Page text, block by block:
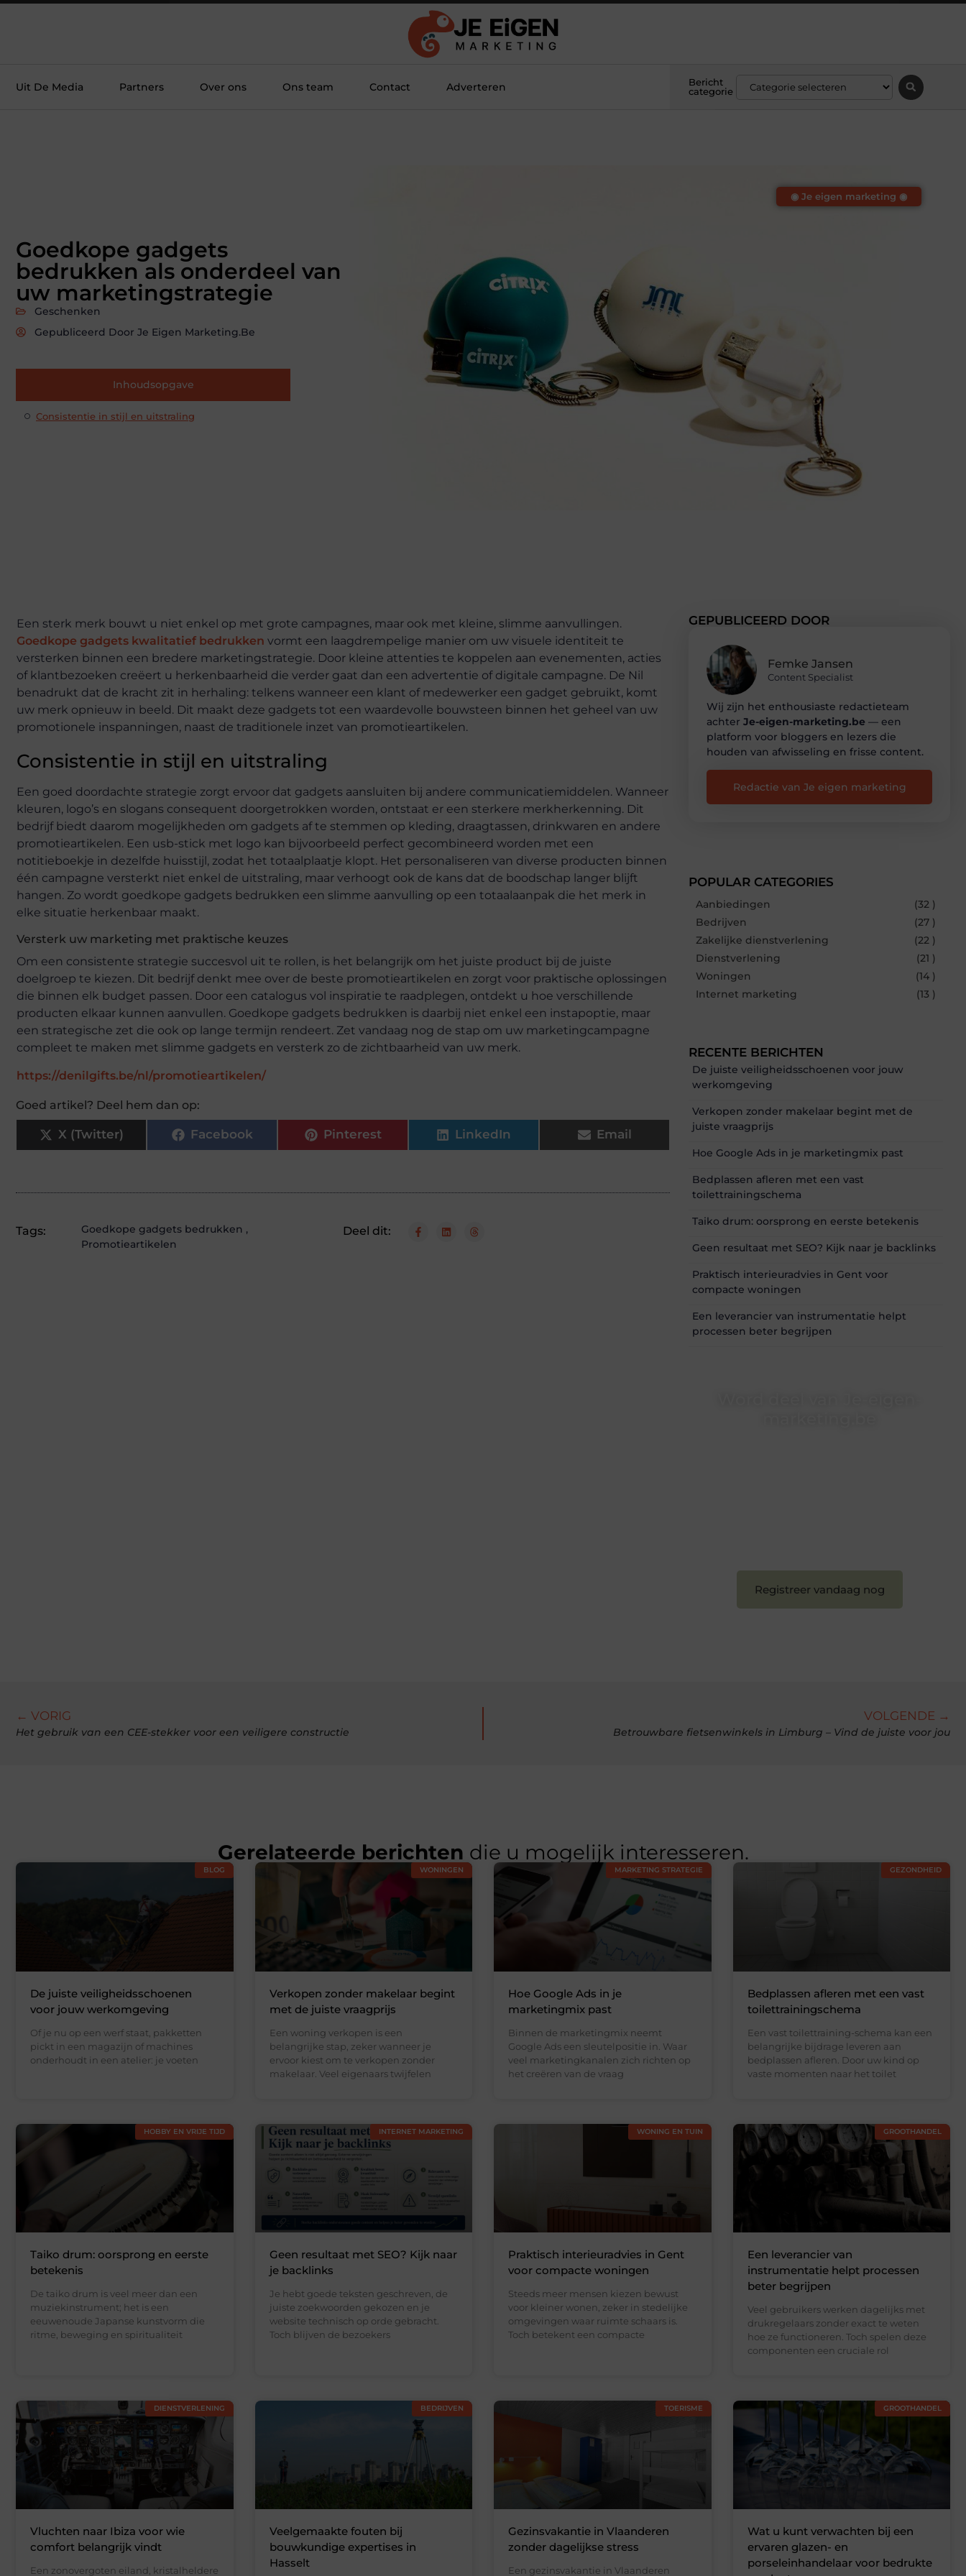
Uit De Media Partners Over ons Ons team Contact Adverteren
Bericht
categorie
Goedkope gadgets
bedrukken als onderdeel van
uw marketingstrategie
Geschenken
Gepubliceerd Door Je Eigen Marketing.be
Inhoudsopgave
Consistentie in stijl en uitstraling
◉ Je eigen marketing ◉
Een sterk merk bouwt u niet enkel op met grote campagnes, maar ook met kleine, slimme aanvullingen.
Goedkope gadgets kwalitatief bedrukken vormt een laagdrempelige manier om uw visuele identiteit te
versterken binnen een bredere marketingstrategie. Door kleine attenties te koppelen aan evenementen, acties
of klantbezoeken creëert u herkenbaarheid die verder gaat dan een advertentie of digitale campagne. De Nil
benadrukt dat de kracht zit in herhaling: telkens wanneer een klant of medewerker een gadget gebruikt, komt
uw merk opnieuw in beeld. Dit maakt deze gadgets tot een waardevolle bouwsteen binnen het geheel van uw
promotionele inspanningen, naast de traditionele inzet van promotieartikelen.
Consistentie in stijl en uitstraling
Een goed doordachte strategie zorgt ervoor dat gadgets aansluiten bij andere communicatiemiddelen. Wanneer
kleuren, logo’s en slogans consequent doorgetrokken worden, ontstaat er een sterkere merkherkenning. Dit
bedrijf biedt daarom mogelijkheden om gadgets af te stemmen op kleding, draagtassen, drinkwaren en andere
promotieartikelen. Een usb-stick met logo kan bijvoorbeeld perfect gecombineerd worden met een
notitieboekje in dezelfde huisstijl, zodat het totaalplaatje klopt. Het personaliseren van diverse producten binnen
één campagne versterkt niet enkel de uitstraling, maar verhoogt ook de kans dat de boodschap langer blijft
hangen. Zo wordt goedkope gadgets bedrukken een slimme aanvulling op een totaalaanpak die het merk in
elke situatie herkenbaar maakt.
Versterk uw marketing met praktische keuzes
Om een consistente strategie succesvol uit te rollen, is het belangrijk om het juiste product bij de juiste
doelgroep te kiezen. Dit bedrijf denkt mee over de beste promotieartikelen en zorgt voor praktische oplossingen
die binnen elk budget passen. Door een catalogus vol inspiratie te raadplegen, ontdekt u hoe verschillende
producten elkaar kunnen aanvullen. Goedkope gadgets bedrukken is daarbij niet enkel een instapoptie, maar
een strategische zet die ook op lange termijn rendeert. Zet vandaag nog de stap om uw marketingcampagne
compleet te maken met slimme gadgets en versterk zo de zichtbaarheid van uw merk.
https://denilgifts.be/nl/promotieartikelen/
Goed artikel? Deel hem dan op:
X (Twitter) Facebook Pinterest LinkedIn Email
Tags: Goedkope gadgets bedrukken ,
Promotieartikelen
Deel dit:
GEPUBLICEERD DOOR
Femke Jansen
Content Specialist
Wij zijn het enthousiaste redactieteam
achter Je-eigen-marketing.be — een
platform voor bloggers en lezers die
houden van afwisseling en frisse content.
Redactie van Je eigen marketing
POPULAR CATEGORIES
Aanbiedingen
(32 )
Bedrijven
(27 )
Zakelijke dienstverlening
(22 )
Dienstverlening
(21 )
Woningen
(14 )
Internet marketing
(13 )
RECENTE BERICHTEN
De juiste veiligheidsschoenen voor jouw
werkomgeving
Verkopen zonder makelaar begint met de
juiste vraagprijs
Hoe Google Ads in je marketingmix past
Bedplassen afleren met een vast
toilettrainingschema
Taiko drum: oorsprong en eerste betekenis
Geen resultaat met SEO? Kijk naar je backlinks
Praktisch interieuradvies in Gent voor
compacte woningen
Een leverancier van instrumentatie helpt
processen beter begrijpen
Registreer vandaag nog
← VORIG
Het gebruik van een CEE-stekker voor een veiligere constructie
VOLGENDE →
Betrouwbare fietsenwinkels in Limburg – Vind de juiste voor jou
Gerelateerde berichten die u mogelijk interesseren.
BLOG
De juiste veiligheidsschoenen
voor jouw werkomgeving
Of je nu op een werf staat, pakketten
pickt in een magazijn of machines
onderhoudt in een atelier: je voeten
WONINGEN
Verkopen zonder makelaar begint
met de juiste vraagprijs
Een woning verkopen is een
belangrijke stap, zeker wanneer je
ervoor kiest om te verkopen zonder
makelaar. Veel eigenaars twijfelen
MARKETING STRATEGIE
Hoe Google Ads in je
marketingmix past
Binnen de marketingmix neemt
Google Ads een sleutelpositie in. Waar
veel marketingkanalen zich richten op
het creëren van de vraag
GEZONDHEID
Bedplassen afleren met een vast
toilettrainingschema
Een vast toilettraining-schema kan een
belangrijke bijdrage leveren aan
bedplassen afleren. Door uw kind op
vaste momenten naar het toilet
HOBBY EN VRIJE TIJD
Taiko drum: oorsprong en eerste
betekenis
De taiko drum is veel meer dan een
muziekinstrument; het is een
eeuwenoude Japanse kunstvorm die
ritme, beweging en spiritualiteit
INTERNET MARKETING
Geen resultaat met SEO? Kijk naar
je backlinks
Je hebt goede teksten geschreven, de
juiste zoekwoorden gekozen en je
website technisch op orde gebracht.
Toch blijven de bezoekers
WONING EN TUIN
Praktisch interieuradvies in Gent
voor compacte woningen
Steeds meer mensen kiezen bewust
voor kleiner wonen, zeker in stedelijke
omgevingen waar ruimte schaars is.
Toch betekent een compacte
GROOTHANDEL
Een leverancier van
instrumentatie helpt processen
beter begrijpen
Veel gebruikers werken dagelijks met
drukregelaars zonder exact te weten
hoe ze functioneren. Toch spelen deze
componenten een cruciale rol
DIENSTVERLENING
Vluchten naar Ibiza voor wie
comfort belangrijk vindt
Een zonovergoten eiland, kristalheldere
BEDRIJVEN
Veelgemaakte fouten bij
bouwkundige expertises in
Hasselt
TOERISME
Gezinsvakantie in Vlaanderen
zonder dagelijkse stress
Een gezinsvakantie in Vlaanderen
GROOTHANDEL
Wat u kunt verwachten bij een
ervaren glazen- en
porseleinhandelaar voor bedrukte